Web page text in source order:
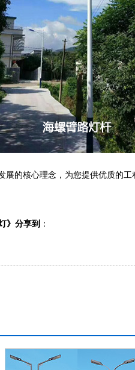
展的核心理念，为您提供优质的工
》分享到 ：